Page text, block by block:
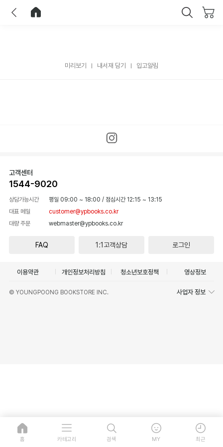
미리보기 내서재 담기 입고알림
고객센터
1544-9020
상담가능시간 평일 09:00 ~ 18:00 / 점심시간 12:15 ~ 13:15
대표 메일
customer@ypbooks.co.kr
대량 주문
webmaster@ypbooks.co.kr
FAQ 1:1고객상담 로그인
이용약관 개인정보처리방침 청소년보호정책 영상정보
© YOUNGPOONG BOOKSTORE INC. 사업자 정보
홈 카테고리 검색 MY 최근